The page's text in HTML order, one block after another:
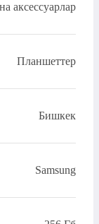
аксессуарлар
Планшеттер
Бишкек
Samsung